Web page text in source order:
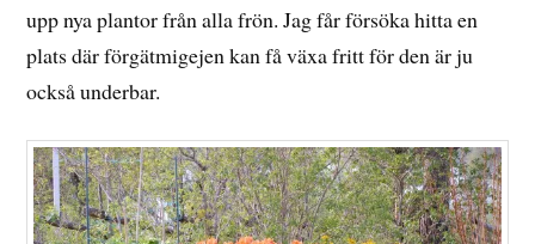
upp nya plantor från alla frön. Jag får försöka hitta en
plats där förgätmigejen kan få växa fritt för den är ju
också underbar.